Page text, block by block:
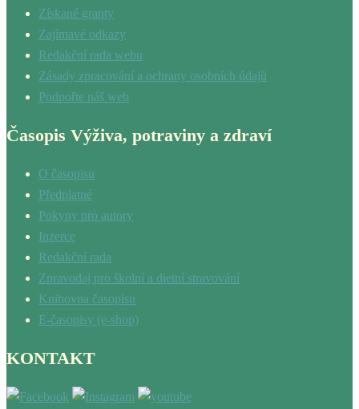
Získané granty
Zajímavé odkazy
Redakční rada webu
Zásady zpracování a ochrany osobních údajů
Podpořte náš web
Časopis Výživa, potraviny a zdraví
O časopisu
Předplatné
Pokyny pro autory
Inzerce
Redakční rada
Zpravodaj pro školní a dietní stravování
Knihovna časopisu
E-časopisy (e-shop)
KONTAKT